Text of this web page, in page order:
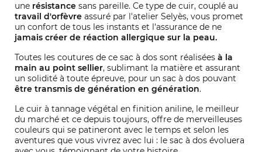
une résistance sans pareille. Ce type de cuir, couplé au
travail d'orfèvre assuré par l'atelier Selyès, vous promet
un confort de tous les instants et l'assurance de ne
jamais créer de réaction allergique sur la peau.
Toutes les coutures de ce sac à dos sont réalisées à la
main au point sellier, sublimant la matière et assurant
un solidité à toute épreuve, pour un sac à dos pouvant
être transmis de génération en génération.
Le cuir à tannage végétal en finition aniline, le meilleur
du marché et ce depuis toujours, offre de merveilleuses
couleurs qui se patineront avec le temps et selon les
aventures que vous vivrez avec lui : le sac à dos évoluera